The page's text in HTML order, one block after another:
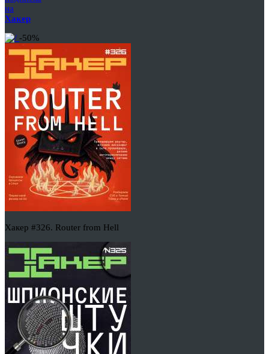
на
Хакер
-50%
Хакер #326. Router from Hell